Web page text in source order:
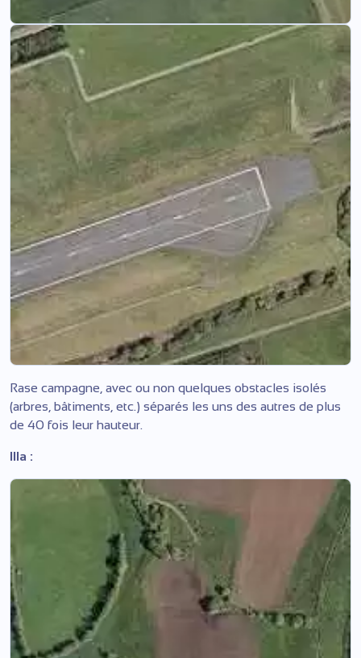
Rase campagne, avec ou non quelques obstacles isolés
(arbres, bâtiments, etc.) séparés les uns des autres de plus
de 40 fois leur hauteur.
IIIa :